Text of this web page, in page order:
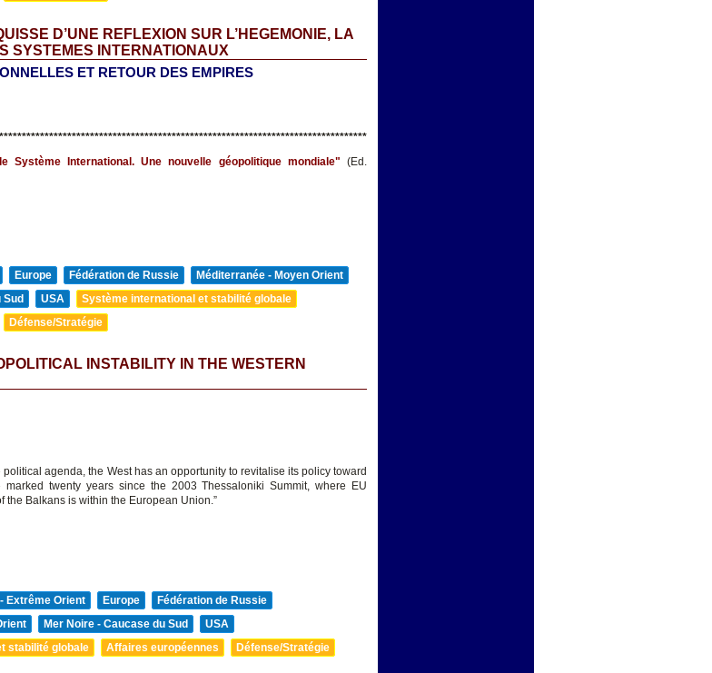
D’UNE REFLEXION SUR L’HEGEMONIE, LA
SYSTEMES INTERNATIONAUX
ET RETOUR DES EMPIRES
*************************************
Système International. Une nouvelle géopolitique mondiale" (Ed.
Europe Fédération de Russie
Méditerranée - Moyen Orient
USA
Système international et stabilité globale
Défense/Stratégie
INSTABILITY IN THE WESTERN
agenda, the West has an opportunity to revitalise its policy toward
twenty years since the 2003 Thessaloniki Summit, where EU
the Balkans is within the European Union.”
Extrême Orient Europe
Fédération de Russie
Mer Noire - Caucase du Sud
USA
stabilité globale
Affaires européennes Défense/Stratégie